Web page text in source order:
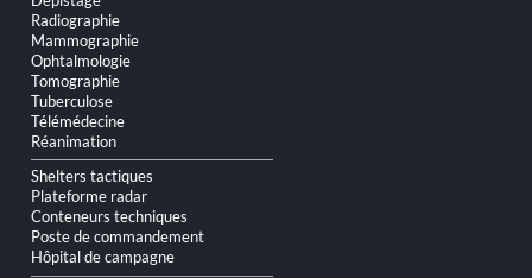
Radiographie
Mammographie
Ophtalmologie
Tomographie
Tuberculose
Télémédecine
Réanimation
Shelters tactiques
Plateforme radar
Conteneurs techniques
Poste de commandement
Hôpital de campagne